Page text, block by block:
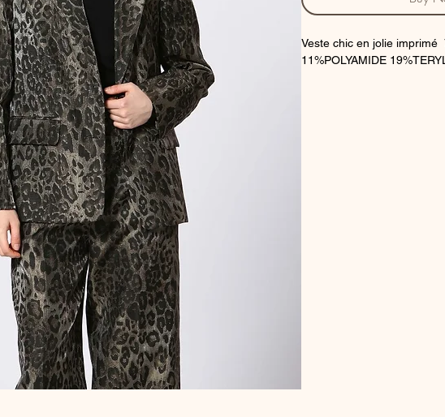
Veste chic en jolie imprimé
11%POLYAMIDE